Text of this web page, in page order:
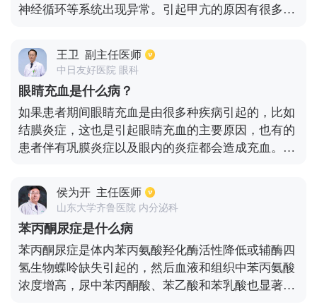
神经循环等系统出现异常。引起甲亢的原因有很多，
常见的主要表现为体重下降、脾气暴躁、怕热多汗、
大便次数增多等。主要会通过药物、碘131和手术这
三种方法进行治疗，一般是可以治愈的。
王卫 副主任医师
中日友好医院 眼科
眼睛充血是什么病？
如果患者期间眼睛充血是由很多种疾病引起的，比如
结膜炎症，这也是引起眼睛充血的主要原因，也有的
患者伴有巩膜炎症以及眼内的炎症都会造成充血。比
病，也是易引起眼睛充血，但还有的患者是由于过度
劳累以及洗热水澡等会引起血管扩张，一般这种情况
都是属于病理性，只是短暂的充血一般是能够恢复正
常，但针对于病理性充血，比如伴有眼睛疼痛或者眼
睛不舒服的情况下，很可能是由炎症引起的，因此可
在专业的眼科医院明确病因，采取相关药物治疗。
侯为开 主任医师
山东大学齐鲁医院 内分泌科
苯丙酮尿症是什么病
苯丙酮尿症是体内苯丙氨酸羟化酶活性降低或辅酶四
氢生物蝶呤缺失引起的，然后血液和组织中苯丙氨酸
浓度增高，尿中苯丙酮酸、苯乙酸和苯乳酸也显著增